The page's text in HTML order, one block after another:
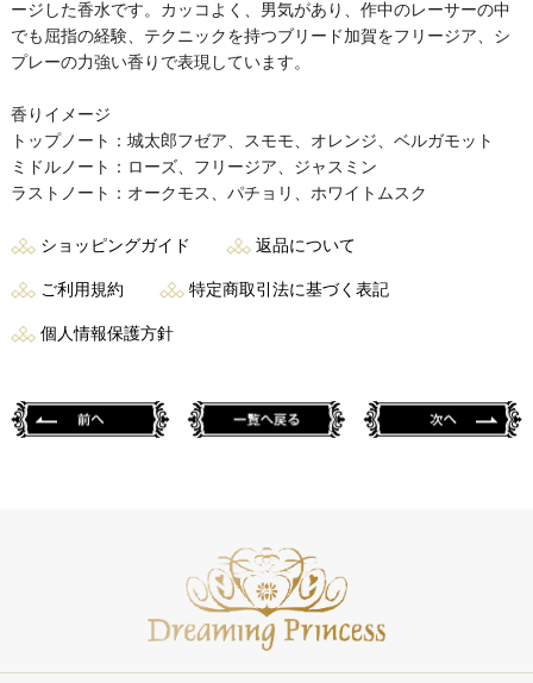
ージした香水です。カッコよく、男気があり、作中のレーサーの中
でも屈指の経験、テクニックを持つブリード加賀をフリージア、シ
プレーの力強い香りで表現しています。
香りイメージ
トップノート：城太郎フゼア、スモモ、オレンジ、ベルガモット
ミドルノート：ローズ、フリージア、ジャスミン
ラストノート：オークモス、パチョリ、ホワイトムスク
ショッピングガイド 返品について
ご利用規約 特定商取引法に基づく表記
個人情報保護方針